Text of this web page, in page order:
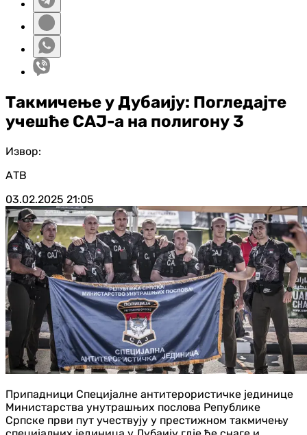
Такмичење у Дубаију: Погледајте
учешће САЈ-а на полигону 3
Извор:
АТВ
03.02.2025 21:05
Припадници Специјалне антитерористичке јединице
Министарства унутрашњих послова Републике
Српске први пут учествују у престижном такмичењу